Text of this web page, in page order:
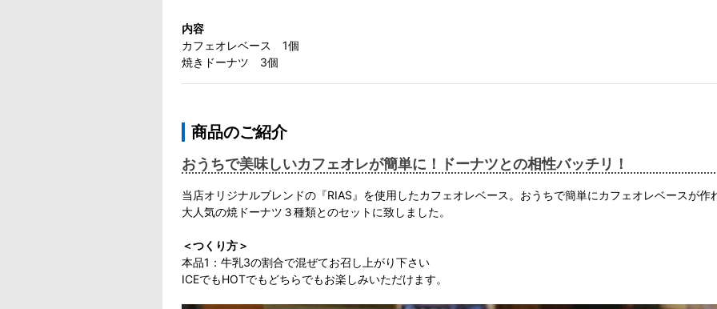
内容
カフェオレベース 1個
焼きドーナツ 3個
商品のご紹介
おうちで美味しいカフェオレが簡単に！ドーナツとの相性バッチリ！
当店オリジナルブレンドの『RIAS』を使用したカフェオレベース。おうちで簡単にカフェオレベースが作
大人気の焼ドーナツ３種類とのセットに致しました。
＜つくり方＞
本品1：牛乳3の割合で混ぜてお召し上がり下さい
ICEでもHOTでもどちらでもお楽しみいただけます。